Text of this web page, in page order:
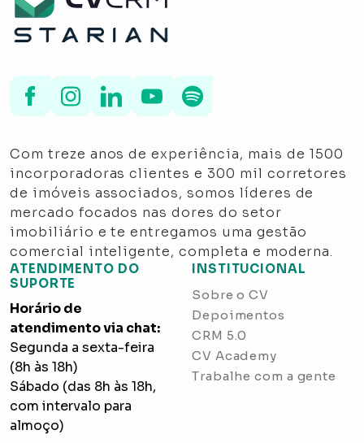
Com treze anos de experiência, mais de 1500
incorporadoras clientes e 300 mil corretores
de imóveis associados, somos líderes de
mercado focados nas dores do setor
imobiliário e te entregamos uma gestão
comercial inteligente, completa e moderna.
INSTITUCIONAL
Sobre o CV
Depoimentos
CRM 5.0
CV Academy
Trabalhe com a gente
ATENDIMENTO DO
SUPORTE
Horário de
atendimento via chat:
Segunda a sexta-feira
(8h às 18h)
Sábado (das 8h às 18h,
com intervalo para
almoço)